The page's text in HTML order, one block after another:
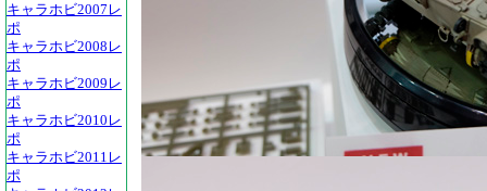
キャラホビ2007レ
ポ
キャラホビ2008レ
ポ
キャラホビ2009レ
ポ
キャラホビ2010レ
ポ
キャラホビ2011レ
ポ